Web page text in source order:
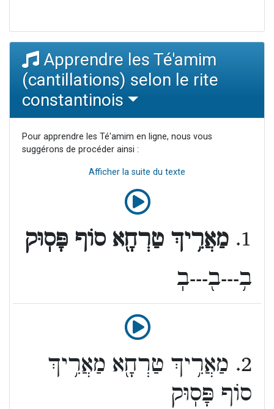
Apprendre les Té'amim
(cantillations) selon le rite
constantinois
Pour apprendre les Té'amim en ligne, nous vous
suggérons de procéder ainsi :
Afficher la suite du texte
ב֥---ב֖---בֽ
1. מַאֲרִ֥יךְ טַרְחָ֖א סוֹף פָּסֽוּק
2. מַאֲרִ֥יךְ טַרְחָ֖א מַאֲרִ֥יךְ
סוֹף פָּסֽוּק